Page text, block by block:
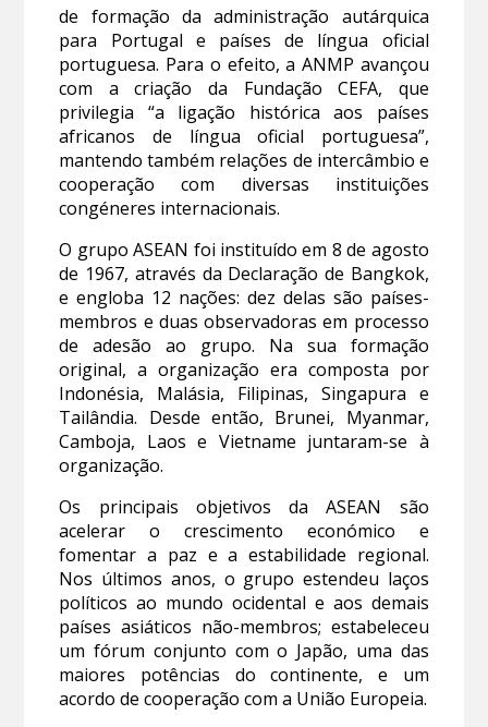
de formação da administração autárquica
para Portugal e países de língua oficial
portuguesa. Para o efeito, a ANMP avançou
com a criação da Fundação CEFA, que
privilegia “a ligação histórica aos países
africanos de língua oficial portuguesa”,
mantendo também relações de intercâmbio e
cooperação com diversas instituições
congéneres internacionais.
O grupo ASEAN foi instituído em 8 de agosto
de 1967, através da Declaração de Bangkok,
e engloba 12 nações: dez delas são países-
membros e duas observadoras em processo
de adesão ao grupo. Na sua formação
original, a organização era composta por
Indonésia, Malásia, Filipinas, Singapura e
Tailândia. Desde então, Brunei, Myanmar,
Camboja, Laos e Vietname juntaram-se à
organização.
Os principais objetivos da ASEAN são
acelerar o crescimento económico e
fomentar a paz e a estabilidade regional.
Nos últimos anos, o grupo estendeu laços
políticos ao mundo ocidental e aos demais
países asiáticos não-membros; estabeleceu
um fórum conjunto com o Japão, uma das
maiores potências do continente, e um
acordo de cooperação com a União Europeia.